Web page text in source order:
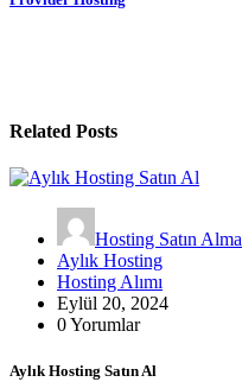
Related Posts
Hosting Satın Alma
Aylık Hosting
Hosting Alımı
Eylül 20, 2024
0 Yorumlar
Aylık Hosting Satın Al